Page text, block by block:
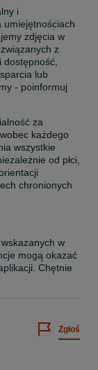
i
umiejętnościach
zdjęcia w
z
dostępność,
lub
- poinformuj
za
każdego
wszystkie
od płci,
chronionych
w
mogą okazać
Chętnie
Zgłoś